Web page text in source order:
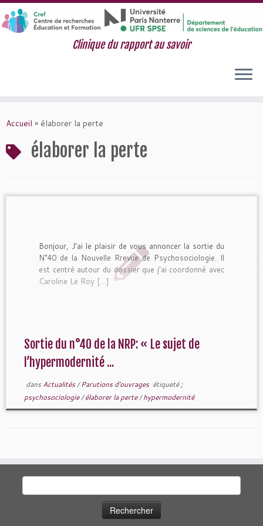
au
Clinique du rapport au savoir
Accueil » élaborer la perte
élaborer la perte
Bonjour, J’ai le plaisir de vous annoncer la sortie du
N°40 de la Nouvelle Rrevue de Psychosociologie. Il
est centré autour du dossier que j’ai coordonné avec
Caroline Le Roy […]
Sortie du n°40 de la NRP: « Le sujet de
l’hypermodernité ...
dans Actualités/Parutions d'ouvrages étiqueté;
psychosociologie/élaborer la perte/hypermodernité